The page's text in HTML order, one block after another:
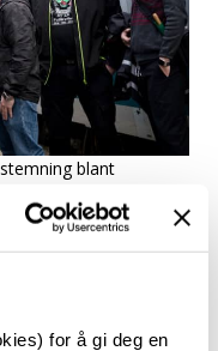
for å gi deg en
blant
Det har ikke
en bestemt
og det har vakt